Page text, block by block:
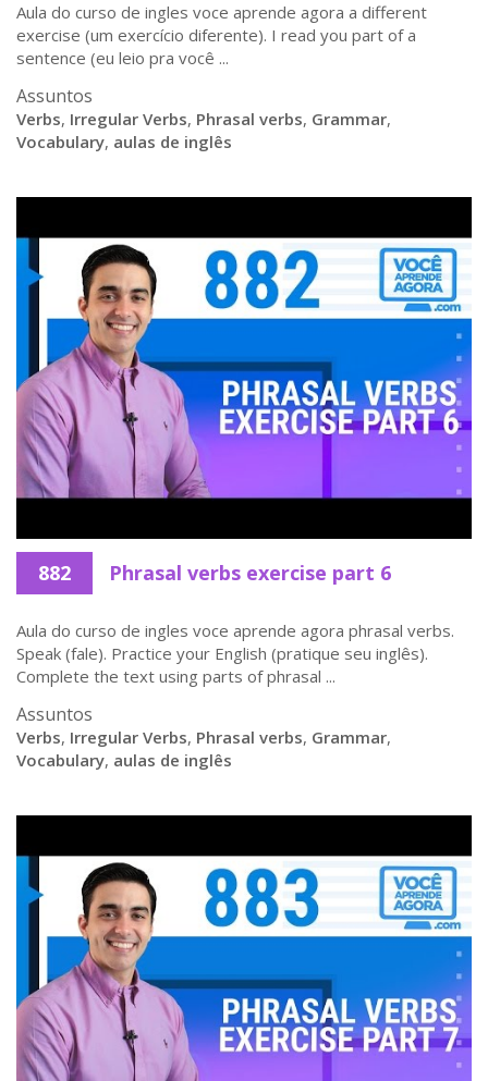
Aula do curso de ingles voce aprende agora a different
exercise (um exercício diferente). I read you part of a
sentence (eu leio pra você ...
Assuntos
Verbs, Irregular Verbs, Phrasal verbs, Grammar,
Vocabulary, aulas de inglês
882 Phrasal verbs exercise part 6
Aula do curso de ingles voce aprende agora phrasal verbs.
Speak (fale). Practice your English (pratique seu inglês).
Complete the text using parts of phrasal ...
Assuntos
Verbs, Irregular Verbs, Phrasal verbs, Grammar,
Vocabulary, aulas de inglês